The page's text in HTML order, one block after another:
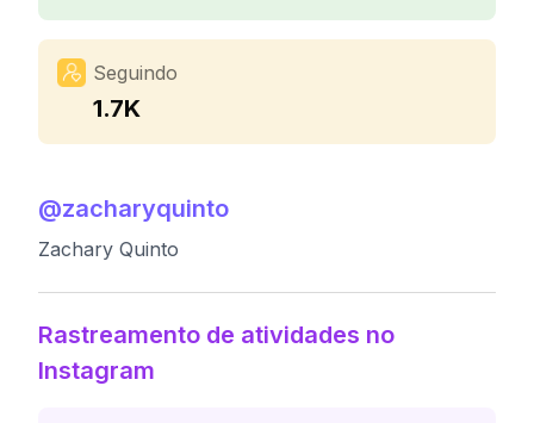
Seguindo
1.7K
@zacharyquinto
Zachary Quinto
Rastreamento de atividades no
Instagram